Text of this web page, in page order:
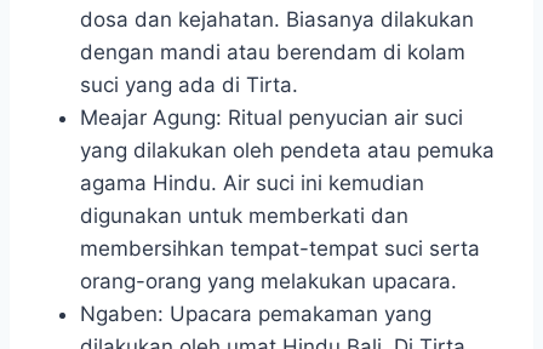
dosa dan kejahatan. Biasanya dilakukan
dengan mandi atau berendam di kolam
suci yang ada di Tirta.
Meajar Agung: Ritual penyucian air suci
yang dilakukan oleh pendeta atau pemuka
agama Hindu. Air suci ini kemudian
digunakan untuk memberkati dan
membersihkan tempat-tempat suci serta
orang-orang yang melakukan upacara.
Ngaben: Upacara pemakaman yang